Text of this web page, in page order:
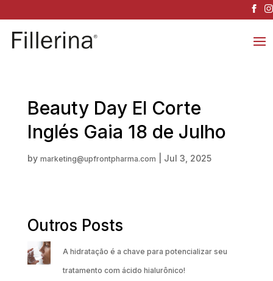
Beauty Day El Corte
Inglés Gaia 18 de Julho
by marketing@upfrontpharma.com Jul 3, 2025
Outros Posts
A hidratação é a chave para potencializar seu
tratamento com ácido hialurônico!